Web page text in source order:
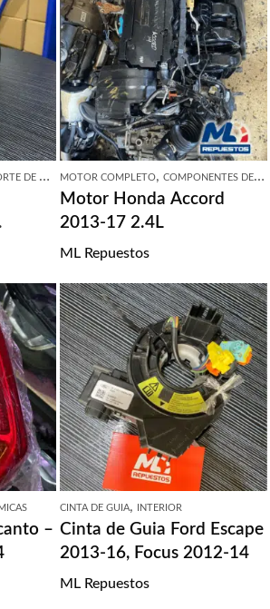
AMORTIGUADOR MOTOR COMPLETO, COMPONENTES DEL MOTOR
Motor Honda Accord
2013-17 2.4L
ML Repuestos
–
CINTA DE GUIA, INTERIOR
Cinta de Guia Ford Escape
2013-16, Focus 2012-14
ML Repuestos